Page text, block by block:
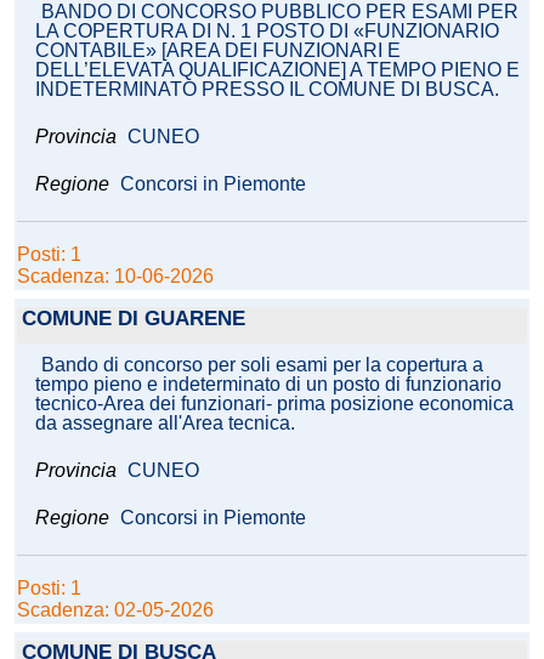
BANDO DI CONCORSO PUBBLICO PER ESAMI PER
LA COPERTURA DI N. 1 POSTO DI «FUNZIONARIO
CONTABILE» [AREA DEI FUNZIONARI E
DELL’ELEVATA QUALIFICAZIONE] A TEMPO PIENO E
INDETERMINATO PRESSO IL COMUNE DI BUSCA.
Provincia CUNEO
Regione Concorsi in Piemonte
Posti: 1
Scadenza: 10-06-2026
COMUNE DI GUARENE
Bando di concorso per soli esami per la copertura a
tempo pieno e indeterminato di un posto di funzionario
tecnico-Area dei funzionari- prima posizione economica
da assegnare all'Area tecnica.
Provincia CUNEO
Regione Concorsi in Piemonte
Posti: 1
Scadenza: 02-05-2026
COMUNE DI BUSCA